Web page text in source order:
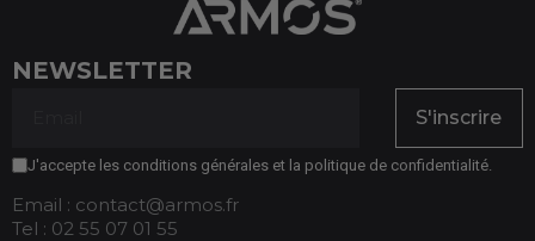
NEWSLETTER
S'inscrire
J'accepte les conditions générales et la politique de confidentialité.
Email : contact@armos.fr
Tel : 02 55 07 01 55